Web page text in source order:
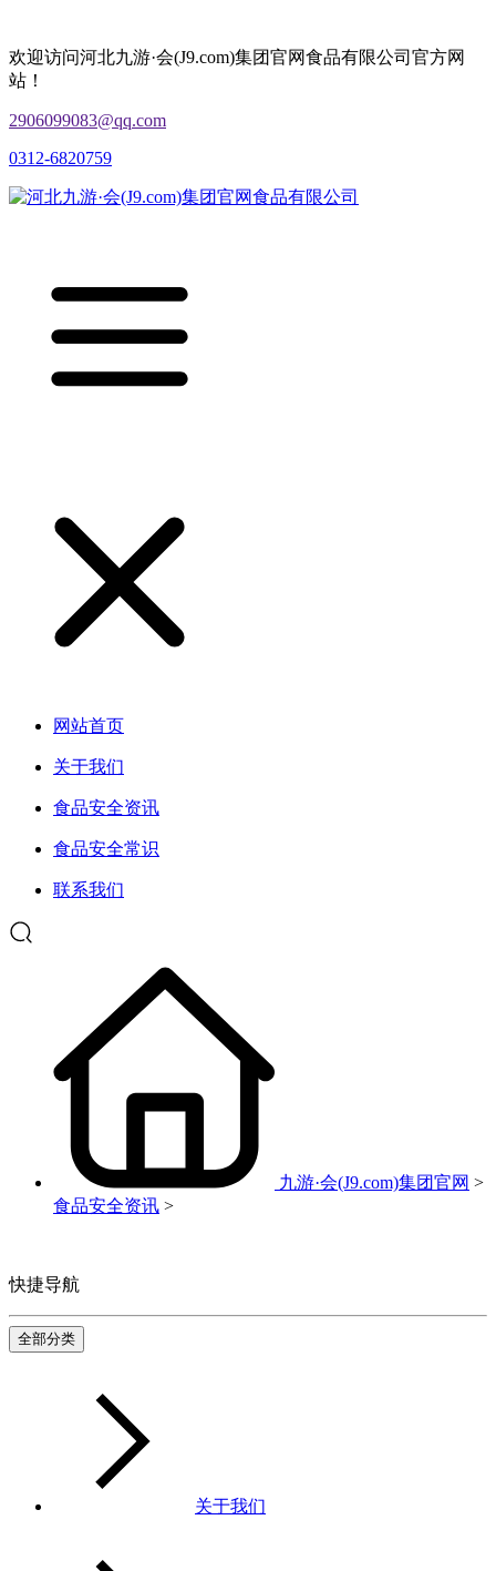
欢迎访问河北九游·会(J9.com)集团官网食品有限公司官方网
站！
2906099083@qq.com
0312-6820759
网站首页
关于我们
食品安全资讯
食品安全常识
联系我们
九游·会(J9.com)集团官网 >
食品安全资讯 >
快捷导航
全部分类
关于我们